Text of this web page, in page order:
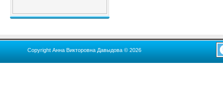
Copyright Анна Викторовна Давыдова © 2026